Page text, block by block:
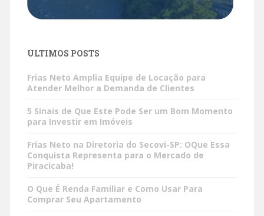
ÚLTIMOS POSTS
Frias Neto Amplia Equipe de Locação para
Atender Melhor a Demanda de Clientes
5 Sinais de Que Este Pode Ser um Bom Momento
para Investir em Imóveis
Frias Neto na Diretoria do Secovi-SP: OQue Essa
Conquista Representa para o Mercado de
Piracicaba!
O Que É Renda Familiar e Como Usar Para
Comprar Seu Apartamento